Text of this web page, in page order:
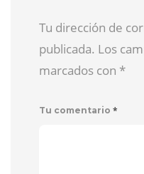
Tu dirección de
publicada. Los
marcados con *
Tu comentario *